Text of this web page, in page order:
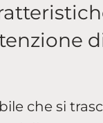
che si